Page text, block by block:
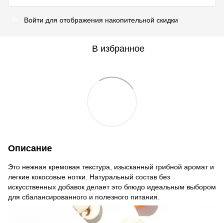
Войти для отображения накопительной скидки
В избранное
Описание
Это нежная кремовая текстура, изысканный грибной аромат и
легкие кокосовые нотки. Натуральный состав без
искусственных добавок делает это блюдо идеальным выбором
для сбалансированного и полезного питания.